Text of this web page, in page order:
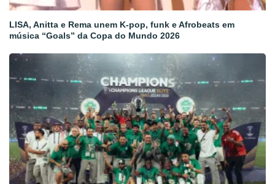
LISA, Anitta e Rema unem K-pop, funk e Afrobeats em
música “Goals” da Copa do Mundo 2026